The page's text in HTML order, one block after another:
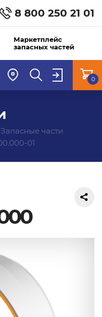
8 800 250 21 01
Маркетплейс
запасных частей
0
Запасные части
01